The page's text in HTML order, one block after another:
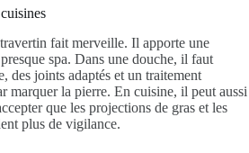
fait merveille. Il apporte une
spa. Dans une douche, il faut
des joints adaptés et un traitement
marquer la pierre. En cuisine, il peut aussi
que les projections de gras et les
plus de vigilance.